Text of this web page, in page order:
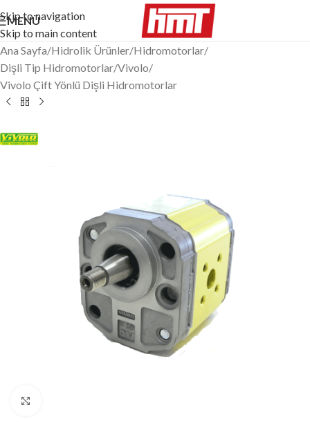
Skip to navigation
Skip to main content
MENÜ
Ana Sayfa/Hidrolik Ürünler/Hidromotorlar/
Dişli Tip Hidromotorlar/Vivolo/
Vivolo Çift Yönlü Dişli Hidromotorlar